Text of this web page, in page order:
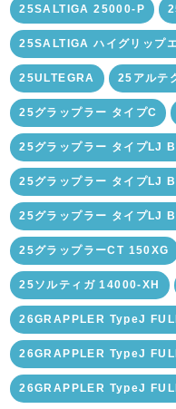
25SALTIGA 25000-P
25SALTIGA ハイグリップ
25ULTEGRA 25アルテ
25グラップラー タイプC
25グラップラー タイプLJ
25グラップラー タイプLJ
25グラップラー タイプLJ
25グラップラーCT 150XG
25ソルティガ 14000-XH
26GRAPPLER TypeJ
26GRAPPLER TypeJ
26GRAPPLER TypeJ